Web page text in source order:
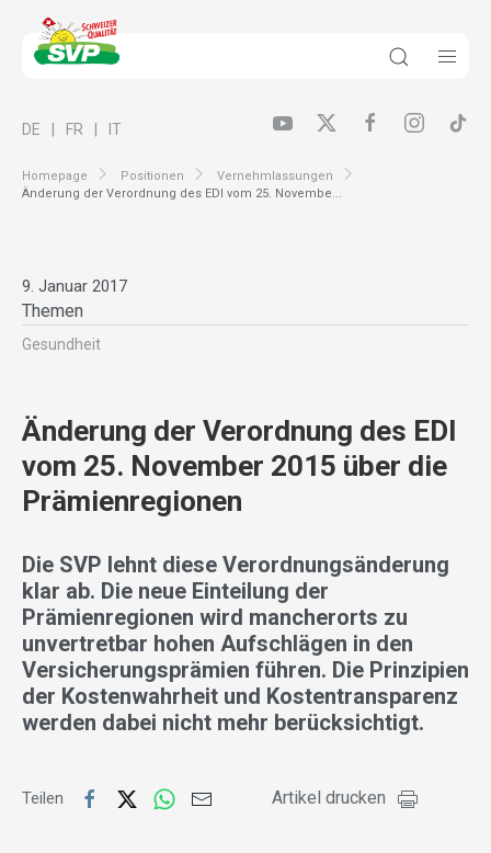
Homepage Positionen
Vernehmlassungen
Änderung der Verordnung des EDI vom 25. Novembe...
DE FR IT
9. Januar 2017
Themen
Gesundheit
Änderung der Verordnung des EDI
vom 25. November 2015 über die
Prämienregionen
Die SVP lehnt diese Verordnungsänderung
klar ab. Die neue Einteilung der
Prämienregionen wird mancherorts zu
unvertretbar hohen Aufschlägen in den
Versicherungsprämien führen. Die Prinzipien
der Kostenwahrheit und Kostentransparenz
werden dabei nicht mehr berücksichtigt.
Teilen Artikel drucken